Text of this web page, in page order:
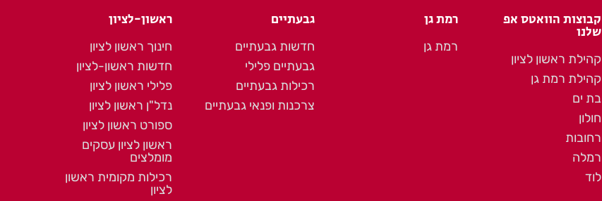
קבוצות הוואטס אפ
שלנו
קהילת ראשון לציון
קהילת רמת גן
בת ים
חולון
רחובות
רמלה
לוד
רמת גן
רמת גן
גבעתיים
חדשות גבעתיים
גבעתיים פלילי
רכילות גבעתיים
צרכנות ופנאי גבעתיים
ראשון-לציון
חינוך ראשון לציון
חדשות ראשון-לציון
פלילי ראשון לציון
נדל"ן ראשון לציון
ספורט ראשון לציון
ראשון לציון עסקים
מומלצים
רכילות מקומית ראשון
לציון